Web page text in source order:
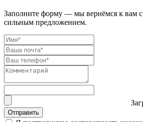
Заполните форму — мы вернёмся к вам
сильным предложением.
Отправить